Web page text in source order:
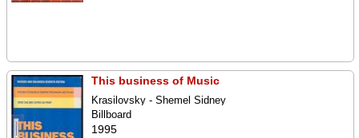
This business of Music
Krasilovsky - Shemel Sidney
Billboard
1995